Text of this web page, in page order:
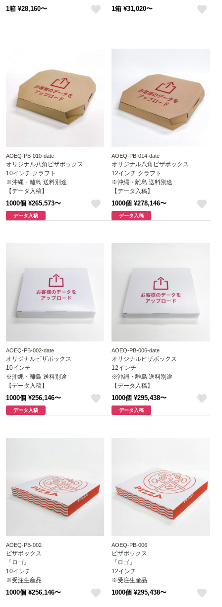
1箱 ¥28,160〜 1箱 ¥31,020〜
AOEQ-PB-010-date
オリジナル八角ピザボックス
10インチ クラフト
※沖縄・離島 送料別途
【データ入稿】
1000個 ¥265,573〜
データ入稿
AOEQ-PB-014-date
オリジナル八角ピザボックス
12インチ クラフト
※沖縄・離島 送料別途
【データ入稿】
1000個 ¥278,146〜
データ入稿
AOEQ-PB-002-date
オリジナルピザボックス
10インチ
※沖縄・離島 送料別途
【データ入稿】
1000個 ¥256,146〜
データ入稿
AOEQ-PB-006-date
オリジナルピザボックス
12インチ
※沖縄・離島 送料別途
【データ入稿】
1000個 ¥295,438〜
データ入稿
AOEQ-PB-002
ピザボックス
『ロゴ』
10インチ
※受注生産品
※沖縄・離島 送料別途
1000個 ¥256,146〜
AOEQ-PB-006
ピザボックス
『ロゴ』
12インチ
※受注生産品
※沖縄・離島 送料別途
1000個 ¥295,438〜